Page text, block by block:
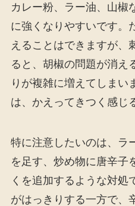
カレー粉、ラー油、山椒
に強くなりやすいです。
えることはできますが、
ると、胡椒の問題が消え
りが複雑に増えてしまい
は、かえってきつく感じ
特に注意したいのは、ラ
を足す、炒め物に唐辛子
くを追加するような対処
がはっきりする一方で、